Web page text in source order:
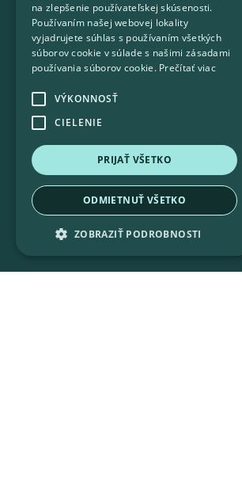
26 priestranných apartmánov
na zlepšenie používateľskej skúsenosti.
Používaním našej webovej lokality
vyjadrujete súhlas s používaním všetkých
súborov cookie v súlade s našimi zásadami
používania súborov cookie. Prečítať viac
VÝKONNOSŤ
CIELENIE
PRIJAŤ VŠETKO
ODMIETNUŤ VŠETKO
ZOBRAZIŤ PODROBNOSTI